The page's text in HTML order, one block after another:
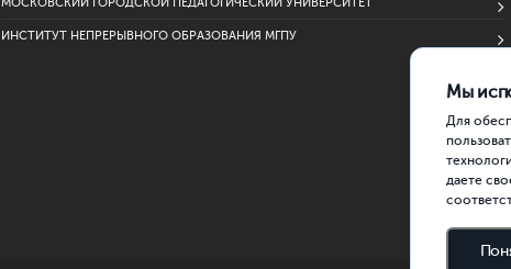
ИНСТИТУТ НЕПРЕРЫВНОГО ОБРАЗОВАНИЯ МГПУ
Мы
Для
даете